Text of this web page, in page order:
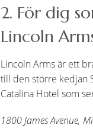
2. För dig
Lincoln
Lincoln Arms är ett
till den större kedjan
Catalina Hotel som
1800 James Avenue,